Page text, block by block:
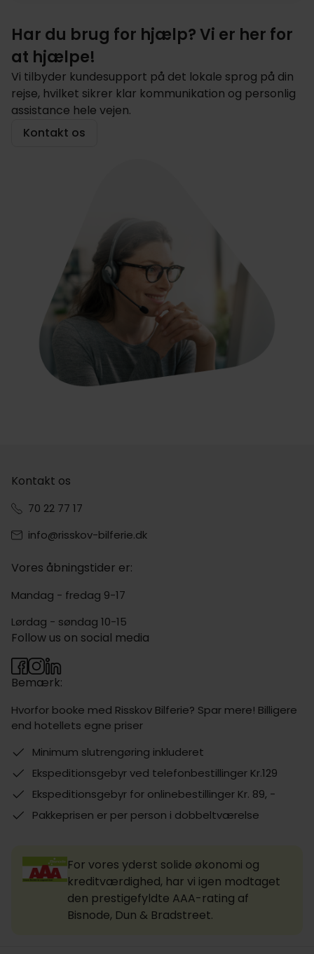
Har du brug for hjælp? Vi er her for
at hjælpe!
Vi tilbyder kundesupport på det lokale sprog på din
rejse, hvilket sikrer klar kommunikation og personlig
assistance hele vejen.
Kontakt os
Kontakt os
70 22 77 17
info@risskov-bilferie.dk
Vores åbningstider er:
Mandag - fredag 9-17
Lørdag - søndag 10-15
Bemærk:
Hvorfor booke med Risskov Bilferie? Spar mere! Billigere
end hotellets egne priser
Minimum slutrengøring inkluderet
Ekspeditionsgebyr ved telefonbestillinger Kr.129
Ekspeditionsgebyr for onlinebestillinger Kr. 89, -
Pakkeprisen er per person i dobbeltværelse
Follow us on social media
For vores yderst solide økonomi og
kreditværdighed, har vi igen modtaget
den prestigefyldte AAA-rating af
Bisnode, Dun & Bradstreet.